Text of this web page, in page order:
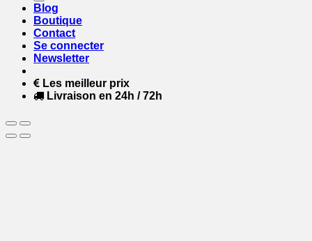
Blog
Boutique
Contact
Se connecter
Newsletter
Les meilleur prix
Livraison en 24h / 72h